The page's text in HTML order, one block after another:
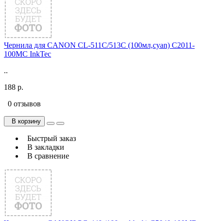
Чернила для CANON CL-511С/513C (100мл,cyan) C2011-
100MC InkTec
..
188 р.
0 отзывов
В корзину
Быстрый заказ
В закладки
В сравнение